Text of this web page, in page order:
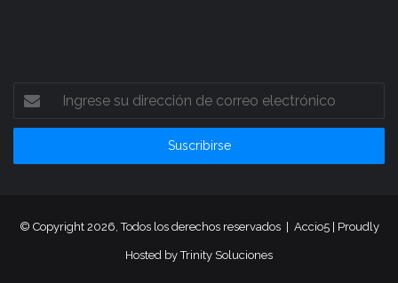
Ingrese
su
dirección
correo
© Copyright 2026, Todos los derechos reservados | Accio5| Proudly
Hosted byTrinity Soluciones